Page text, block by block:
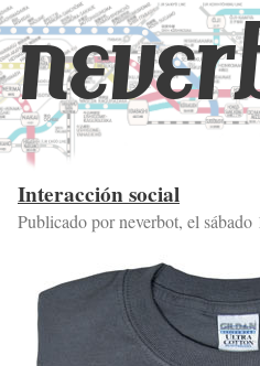
Interacción social
Publicado por neverbot, el sábado